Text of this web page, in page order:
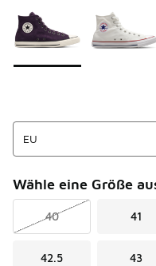
Wähle eine Größe
40 41
42.5 43